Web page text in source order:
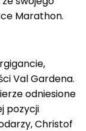
Marathon.
Val Gardena.
odniesione
pozycji
Christof